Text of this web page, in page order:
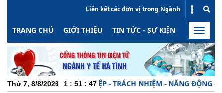
Liên kết các đơn vị trong Ngành
TRANG CHỦ GIỚI THIỆU TIN TỨC - SỰ KIỆN HOẠT
Toggle
Thứ 7, 8/8/2026 1 : 51 : 47
CHUYÊN NGHIỆP - TRÁCH NHIỆM - NĂNG ĐỘNG -